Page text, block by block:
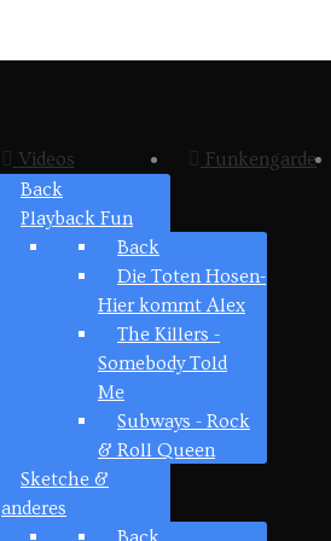
Videos
Back
Playback Fun
Back
Die Toten Hosen-
Hier kommt Alex
The Killers -
Somebody Told
Me
Subways - Rock
& Roll Queen
Sketche &
anderes
Back
Funkengarde